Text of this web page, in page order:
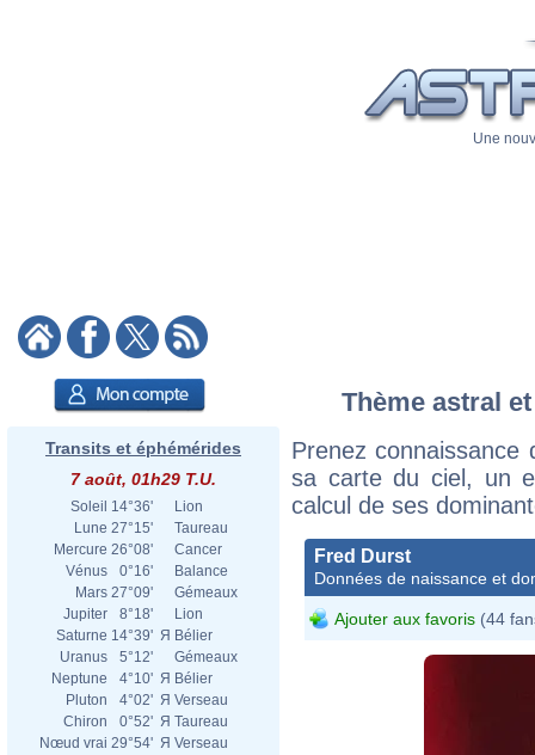
Une
Transits et éphémérides
7 août, 01h29 T.U.
Soleil 14°36'
Lion
Lune 27°15'
Taureau
Mercure 26°08'
Cancer
Vénus
0°16'
Balance
Mars 27°09'
Gémeaux
Jupiter
8°18'
Lion
Saturne 14°39' Я Bélier
Uranus
5°12'
Gémeaux
Neptune
4°10' Я Bélier
Pluton
4°02' Я Verseau
Chiron
0°52' Я Taureau
Nœud vrai 29°54' Я Verseau
Thème astral
Prenez
sa carte du ciel, un
calcul de ses
Fred Durst
Données de naissance et
Ajouter aux favoris (44